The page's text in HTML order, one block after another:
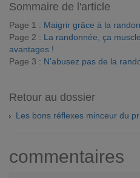
Sommaire de l'article
Page 1 : Maigrir grâce à la
Page 2 : La randonnée, ça
avantages !
Page 3 : N'abusez pas de la
Retour au dossier
Les bons réflexes minceur du
commentaires